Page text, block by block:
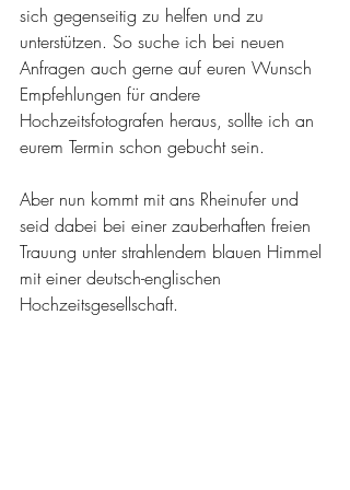
sich gegenseitig zu helfen und zu
unterstützen. So suche ich bei neuen
Anfragen auch gerne auf euren Wunsch
Empfehlungen für andere
Hochzeitsfotografen heraus, sollte ich an
eurem Termin schon gebucht sein.
Aber nun kommt mit ans Rheinufer und
seid dabei bei einer zauberhaften freien
Trauung unter strahlendem blauen Himmel
mit einer deutsch-englischen
Hochzeitsgesellschaft.